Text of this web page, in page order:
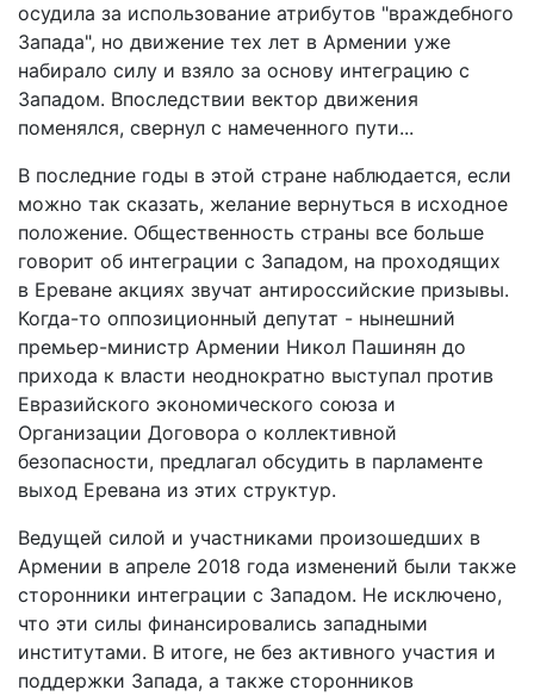
осудила за использование атрибутов "враждебного
Запада", но движение тех лет в Армении уже
набирало силу и взяло за основу интеграцию с
Западом. Впоследствии вектор движения
поменялся, свернул с намеченного пути...
В последние годы в этой стране наблюдается, если
можно так сказать, желание вернуться в исходное
положение. Общественность страны все больше
говорит об интеграции с Западом, на проходящих
в Ереване акциях звучат антироссийские призывы.
Когда-то оппозиционный депутат - нынешний
премьер-министр Армении Никол Пашинян до
прихода к власти неоднократно выступал против
Евразийского экономического союза и
Организации Договора о коллективной
безопасности, предлагал обсудить в парламенте
выход Еревана из этих структур.
Ведущей силой и участниками произошедших в
Армении в апреле 2018 года изменений были также
сторонники интеграции с Западом. Не исключено,
что эти силы финансировались западными
институтами. В итоге, не без активного участия и
поддержки Запада, а также сторонников